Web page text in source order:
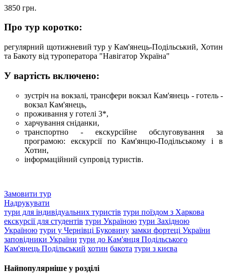
3850 грн.
Про тур коротко:
регулярний щотижневий тур у Кам'янець-Подільський, Хотин
та Бакоту від туроператора "Навігатор Україна"
У вартість включено:
зустріч на вокзалі, трансфери вокзал Кам'янець - готель -
вокзал Кам'янець,
проживання у готелі 3*,
харчування сніданки,
транспортно - екскурсійне обслуговування за
програмою: екскурсії по Кам'янцю-Подільському і в
Хотин,
інформаційний супровід туристів.
Замовити тур
Надрукувати
тури для індивідуальних туристів тури поїздом з Харкова
екскурсії для студентів тури Україною тури Західною
Україною тури у Чернівці Буковину замки фортеці України
заповідники України тури до Кам'янця Подільського
Кам'янець Подільський хотин бакота тури з києва
Найпопулярніше у розділі